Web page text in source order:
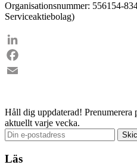
Organisationsnummer: 556154-
Serviceaktiebolag)
LinkedIn
Facebook
Håll dig uppdaterad! Prenumerera
aktuellt varje vecka.
Läs